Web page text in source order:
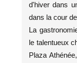
d'hiver dans
dans la cour
La
le talentueux
Plaza